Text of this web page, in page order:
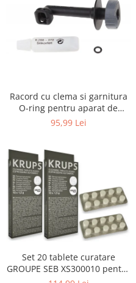
Textile si covoare
Uscatoare rufe
Utilaje si materiale de
Laptop, Tablete & Telefoane
Telefoane Mobile & accesorii
Wearable & Gadgeturi
Accesorii si piese masini spalat
rufe si uscatoare
Accesorii si piese masini spalat
vase
Aparate Frigorifice
Aparate Racire Aer
Aragaze si cuptoare cu
Climatizare & sisteme de
Electrocasnice pentru Bucatarie
Racord cu clema si garnitura
O-ring pentru aparat de
spalat cu presiune, KARCHER
95,99 Lei
Set 20 tablete curatare
GROUPE SEB XS300010 pentru
espressoare Krups (2x10